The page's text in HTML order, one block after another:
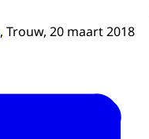
, Trouw, 20 maart 2018